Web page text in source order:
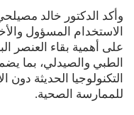
وأكد الدكتور خالد
الاستخدام المسؤول
على أهمية بقاء العنصر
الطبي والصيدلي، بما
التكنولوجيا الحديثة دون
للممارسة الصحية.